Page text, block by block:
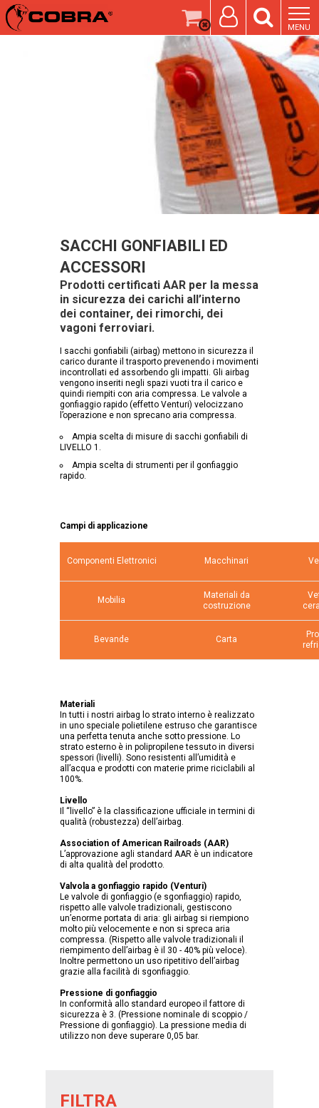
MENU
SACCHI GONFIABILI ED
ACCESSORI
Prodotti certificati AAR per la messa
in sicurezza dei carichi all’interno
dei container, dei rimorchi, dei
vagoni ferroviari.
I sacchi gonfiabili (airbag) mettono in sicurezza il
carico durante il trasporto prevenendo i movimenti
incontrollati ed assorbendo gli impatti. Gli airbag
vengono inseriti negli spazi vuoti tra il carico e
quindi riempiti con aria compressa. Le valvole a
gonfiaggio rapido (effetto Venturi) velocizzano
l’operazione e non sprecano aria compressa.
Ampia scelta di misure di sacchi gonfiabili di
LIVELLO 1.
Ampia scelta di strumenti per il gonfiaggio
rapido.
Campi di applicazione
Componenti Elettronici Macchinari
Mobilia
Materiali da
costruzione
Bevande Carta
Materiali
In tutti i nostri airbag lo strato interno è realizzato
in uno speciale polietilene estruso che garantisce
una perfetta tenuta anche sotto pressione. Lo
strato esterno è in polipropilene tessuto in diversi
spessori (livelli). Sono resistenti all’umidità e
all’acqua e prodotti con materie prime riciclabili al
100%.
Livello
Il “livello” è la classificazione ufficiale in termini di
qualità (robustezza) dell’airbag.
Association of American Railroads (AAR)
L’approvazione agli standard AAR è un indicatore
di alta qualità del prodotto.
Valvola a gonfiaggio rapido (Venturi)
Le valvole di gonfiaggio (e sgonfiaggio) rapido,
rispetto alle valvole tradizionali, gestiscono
un’enorme portata di aria: gli airbag si riempiono
molto più velocemente e non si spreca aria
compressa. (Rispetto alle valvole tradizionali il
riempimento dell’airbag è il 30 - 40% più veloce).
Inoltre permettono un uso ripetitivo dell’airbag
grazie alla facilità di sgonfiaggio.
Pressione di gonfiaggio
In conformità allo standard europeo il fattore di
sicurezza è 3. (Pressione nominale di scoppio /
Pressione di gonfiaggio). La pressione media di
utilizzo non deve superare 0,05 bar.
FILTRA